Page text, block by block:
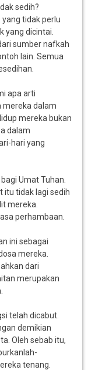
sedih?
tidak perlu
yang dicintai.
sumber nafkah
lain. Semua
apa arti
mereka dalam
mereka bukan
dalam
hari yang
Umat Tuhan.
itu tidak lagi sedih
mereka.
perhambaan.
ini sebagai
mereka.
dari
merupakan
telah dicabut.
demikian
Oleh sebab itu,
tenang.